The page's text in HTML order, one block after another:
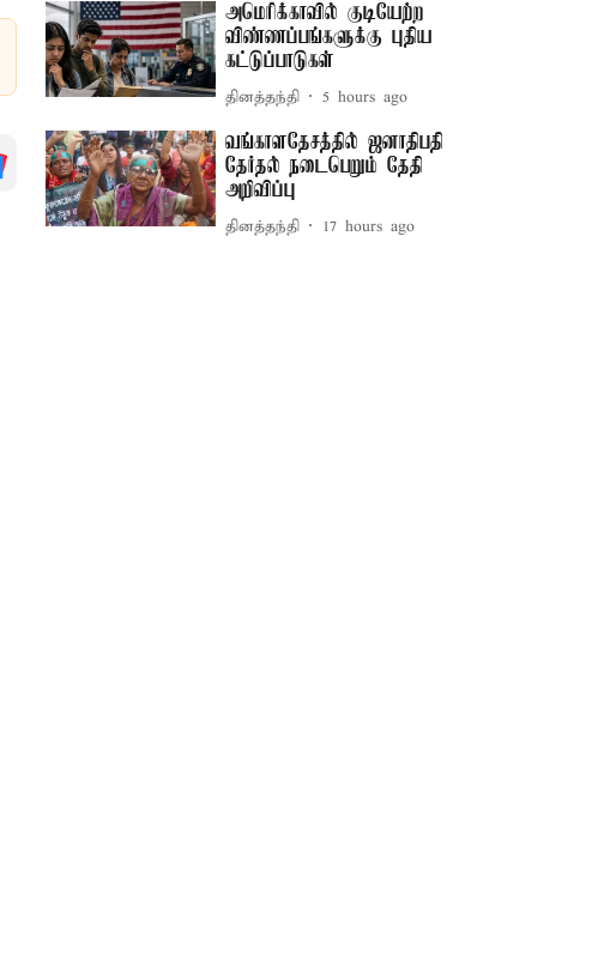
அமெரிக்காவில் குடியேற்ற
விண்ணப்பங்களுக்கு புதிய
கட்டுப்பாடுகள்
தினத்தந்தி 5 hours ago
வங்காளதேசத்தில் ஜனாதிபதி
தேர்தல் நடைபெறும் தேதி
அறிவிப்பு
தினத்தந்தி 17 hours ago